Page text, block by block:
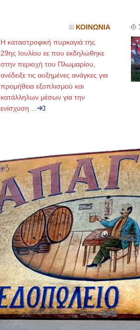
ΚΟΙΝΩΝΙΑ
Η καταστροφική πυρκαγιά της
29ης Ιουλίου εε που εκδηλώθηκε
στην περιοχή του Πλωμαρίου,
ανέδειξε τις αυξημένες ανάγκες για
προμήθεια εξοπλισμού και
κατάλληλων μέσων για την
ενίσχυση ...